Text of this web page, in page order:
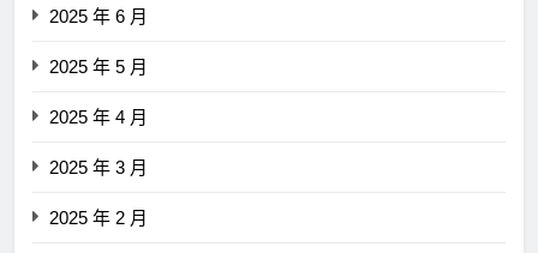
2025 年 6 月
2025 年 5 月
2025 年 4 月
2025 年 3 月
2025 年 2 月